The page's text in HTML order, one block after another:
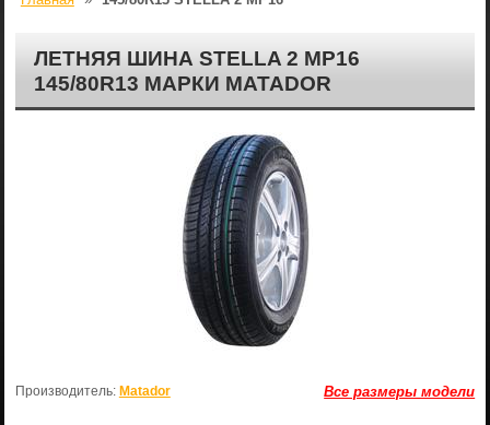
ЛЕТНЯЯ ШИНА STELLA 2 MP16
145/80R13 МАРКИ MATADOR
Все размеры модели
Производитель: Matador